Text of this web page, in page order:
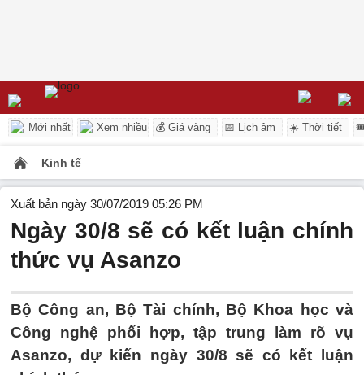
Mới nhất Xem nhiều 💰 Giá vàng 📅 Lịch âm ☀️ Thời tiết
Kinh tế
Xuất bản ngày 30/07/2019 05:26 PM
Ngày 30/8 sẽ có kết luận chính
thức vụ Asanzo
Bộ Công an, Bộ Tài chính, Bộ Khoa học và
Công nghệ phối hợp, tập trung làm rõ vụ
Asanzo, dự kiến ngày 30/8 sẽ có kết luận